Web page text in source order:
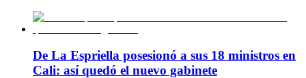
De La Espriella posesionó a sus 18 ministros en
Cali: así quedó el nuevo gabinete